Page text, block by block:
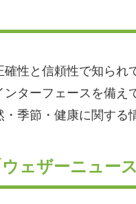
性と信頼性で知ら
ターフェースを備
季節・健康に関する
ウェザーニュー